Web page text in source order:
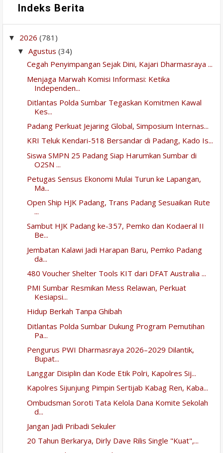
Indeks Berita
▼ 2026 (781)
▼ Agustus (34)
Cegah Penyimpangan Sejak Dini, Kajari Dharmasraya ...
Menjaga Marwah Komisi Informasi: Ketika
Independen...
Ditlantas Polda Sumbar Tegaskan Komitmen Kawal
Kes...
Padang Perkuat Jejaring Global, Simposium Internas...
KRI Teluk Kendari-518 Bersandar di Padang, Kado Is...
Siswa SMPN 25 Padang Siap Harumkan Sumbar di
O2SN ...
Petugas Sensus Ekonomi Mulai Turun ke Lapangan,
Ma...
Open Ship HJK Padang, Trans Padang Sesuaikan Rute
...
Sambut HJK Padang ke-357, Pemko dan Kodaeral II
Be...
Jembatan Kalawi Jadi Harapan Baru, Pemko Padang
da...
480 Voucher Shelter Tools KIT dari DFAT Australia ...
PMI Sumbar Resmikan Mess Relawan, Perkuat
Kesiapsi...
Hidup Berkah Tanpa Ghibah
Ditlantas Polda Sumbar Dukung Program Pemutihan
Pa...
Pengurus PWI Dharmasraya 2026–2029 Dilantik,
Bupat...
Langgar Disiplin dan Kode Etik Polri, Kapolres Sij...
Kapolres Sijunjung Pimpin Sertijab Kabag Ren, Kaba...
Ombudsman Soroti Tata Kelola Dana Komite Sekolah
d...
Jangan Jadi Pribadi Sekuler
20 Tahun Berkarya, Dirly Dave Rilis Single "Kuat",...